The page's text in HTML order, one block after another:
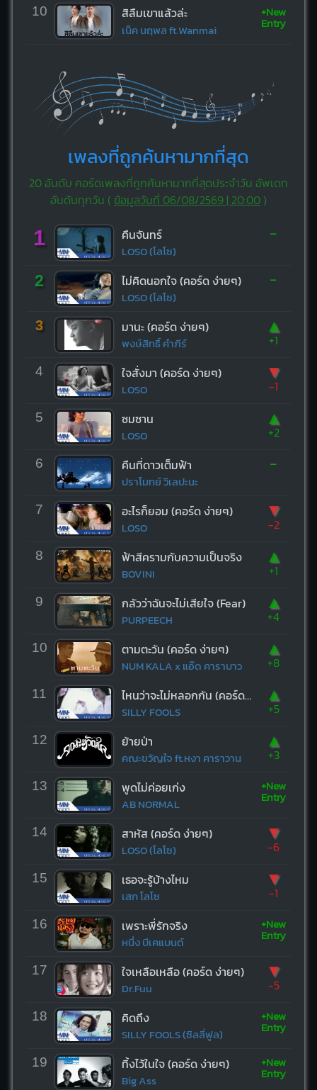
10 สิลืมเขาแล้วล่ะ
เน็ค นฤพล ft.Wanmai
+New
Entry
เพลงที่ถูกค้นหามากที่สุด
20 อันดับ คอร์ดเพลงที่ถูกค้นหามากที่สุดประจำวัน อัพเดท
อันดับทุกวัน ( ข้อมูลวันที่ 06/08/2569 | 20:00)
1 คืนจันทร์
LOSO (โลโซ)
-
2 ไม่คิดนอกใจ (คอร์ด ง่ายๆ)
LOSO (โลโซ)
-
3 มานะ (คอร์ด ง่ายๆ)
พงษ์สิทธิ์ คำภีร์
▲
+1
4 ใจสั่งมา (คอร์ด ง่ายๆ)
LOSO
▼
-1
5 ซมซาน
LOSO
▲
+2
6 คืนที่ดาวเต็มฟ้า
ปราโมทย์ วิเลปะนะ
-
7 อะไรก็ยอม (คอร์ด ง่ายๆ)
LOSO
▼
-2
8 ฟ้าสีครามกับความเป็นจริง
BOVINI
▲
+1
9 กลัวว่าฉันจะไม่เสียใจ (Fear)
PURPEECH
▲
+4
10 ตามตะวัน (คอร์ด ง่ายๆ)
NUM KALA x แอ๊ด คาราบาว
▲
+8
11 ไหนว่าจะไม่หลอกกัน (คอร์ด ง่ายๆ)
SILLY FOOLS
▲
+5
12 ย้ายป่า
คณะขวัญใจ ft.หงา คาราวาน
▲
+3
13 พูดไม่ค่อยเก่ง
AB NORMAL
+New
Entry
14 สาหัส (คอร์ด ง่ายๆ)
LOSO (โลโซ)
▼
-6
15 เธอจะรู้บ้างไหม
เสก โลโซ
▼
-1
16 เพราะพี่รักจริง
หนึ่ง บีเคแบนด์
+New
Entry
17 ใจเหลือเหลือ (คอร์ด ง่ายๆ)
Dr.Fuu
▼
-5
18 คิดถึง
SILLY FOOLS (ซิลลี่ฟูล)
+New
Entry
19 ทิ้งไว้ในใจ (คอร์ด ง่ายๆ)
Big Ass
+New
Entry